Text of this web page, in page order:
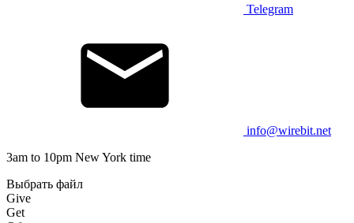
Telegram
info@wirebit.net
3am to 10pm New York time
Выбрать файл
Give
Get